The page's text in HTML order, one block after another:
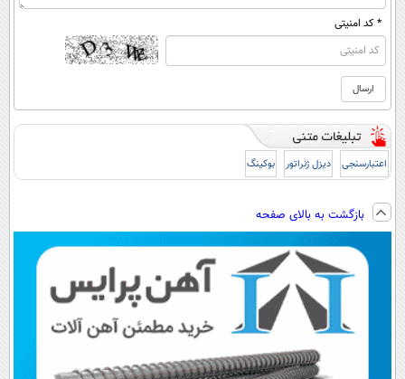
* کد امنیتی
اعتبارسنجی دیزل ژنراتور بوکینگ
بازگشت به بالای صفحه